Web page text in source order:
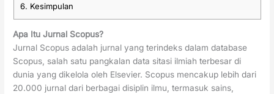
6. Kesimpulan
Apa Itu Jurnal Scopus?
Jurnal Scopus adalah jurnal yang terindeks dalam database
Scopus, salah satu pangkalan data sitasi ilmiah terbesar di
dunia yang dikelola oleh Elsevier. Scopus mencakup lebih dari
20.000 jurnal dari berbagai disiplin ilmu, termasuk sains,